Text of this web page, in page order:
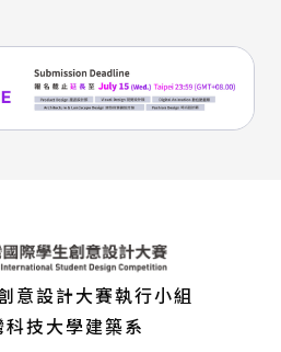
意設計大賽執行小組
技大學建築系